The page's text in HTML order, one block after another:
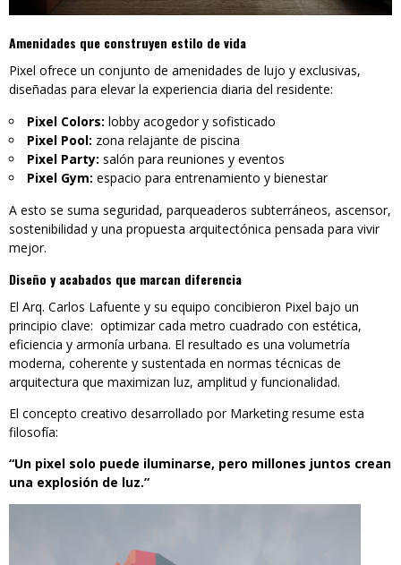
Amenidades que construyen estilo de vida
Pixel ofrece un conjunto de amenidades de lujo y exclusivas,
diseñadas para elevar la experiencia diaria del residente:
Pixel Colors: lobby acogedor y sofisticado
Pixel Pool: zona relajante de piscina
Pixel Party: salón para reuniones y eventos
Pixel Gym: espacio para entrenamiento y bienestar
A esto se suma seguridad, parqueaderos subterráneos, ascensor,
sostenibilidad y una propuesta arquitectónica pensada para vivir
mejor.
Diseño y acabados que marcan diferencia
El Arq. Carlos Lafuente y su equipo concibieron Pixel bajo un
principio clave: optimizar cada metro cuadrado con estética,
eficiencia y armonía urbana. El resultado es una volumetría
moderna, coherente y sustentada en normas técnicas de
arquitectura que maximizan luz, amplitud y funcionalidad.
El concepto creativo desarrollado por Marketing resume esta
filosofía:
“Un pixel solo puede iluminarse, pero millones juntos crean
una explosión de luz.”